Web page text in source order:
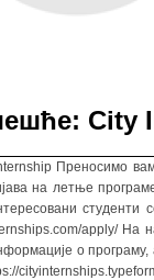
City
Преносимо
на летње
студенти
apply/ На
о програму,